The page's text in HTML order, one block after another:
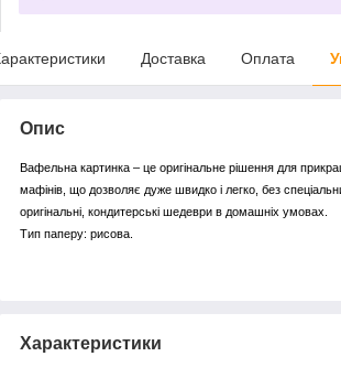
Доставка Оплата
Опис
Вафельна картинка – це оригінальне рішення для
мафінів, що дозволяє дуже швидко і легко, без
оригінальні, кондитерські шедеври в домашніх умовах.
Тип паперу: рисова.
Характеристики